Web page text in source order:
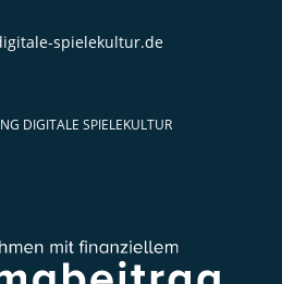
spielekultur.de
DIGITALE SPIELEKULTUR